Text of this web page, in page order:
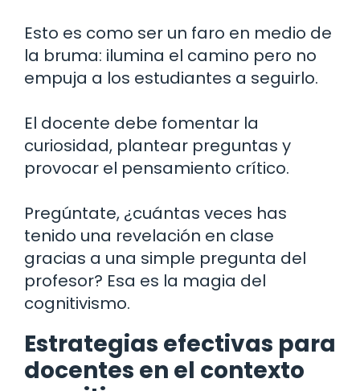
Esto es como ser un faro en medio de
la bruma: ilumina el camino pero no
empuja a los estudiantes a seguirlo.
El docente debe fomentar la
curiosidad, plantear preguntas y
provocar el pensamiento crítico.
Pregúntate, ¿cuántas veces has
tenido una revelación en clase
gracias a una simple pregunta del
profesor? Esa es la magia del
cognitivismo.
Estrategias efectivas para
docentes en el contexto